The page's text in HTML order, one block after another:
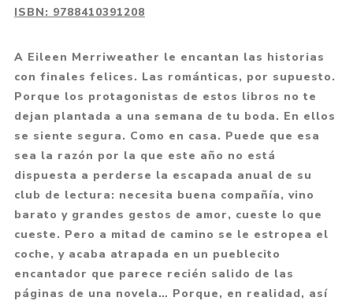
ISBN: 9788410391208
A Eileen Merriweather le encantan las historias
con finales felices. Las románticas, por supuesto.
Porque los protagonistas de estos libros no te
dejan plantada a una semana de tu boda. En ellos
se siente segura. Como en casa. Puede que esa
sea la razón por la que este año no está
dispuesta a perderse la escapada anual de su
club de lectura: necesita buena compañía, vino
barato y grandes gestos de amor, cueste lo que
cueste. Pero a mitad de camino se le estropea el
coche, y acaba atrapada en un pueblecito
encantador que parece recién salido de las
páginas de una novela… Porque, en realidad, así